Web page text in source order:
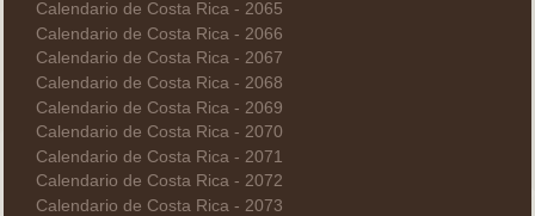
Calendario de Costa Rica - 2065
Calendario de Costa Rica - 2066
Calendario de Costa Rica - 2067
Calendario de Costa Rica - 2068
Calendario de Costa Rica - 2069
Calendario de Costa Rica - 2070
Calendario de Costa Rica - 2071
Calendario de Costa Rica - 2072
Calendario de Costa Rica - 2073